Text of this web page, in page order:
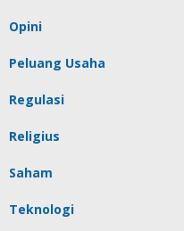
Opini
Peluang Usaha
Regulasi
Religius
Saham
Teknologi